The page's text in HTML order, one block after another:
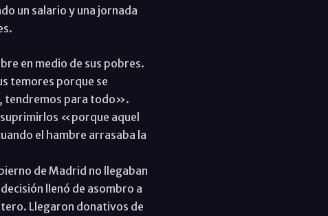
un salario y una jornada
en medio de sus pobres.
temores porque se
tendremos para todo».
suprimirlos «porque aquel
el hambre arrasaba la
de Madrid no llegaban
llenó de asombro a
Llegaron donativos de